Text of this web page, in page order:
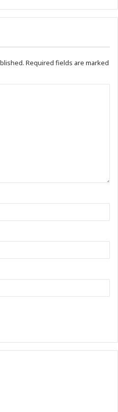
Required fields are marked